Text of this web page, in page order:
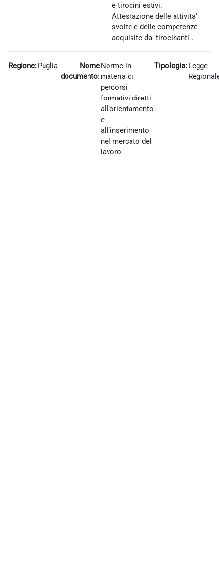
e tirocini estivi.
Attestazione delle attivita'
svolte e delle competenze
acquisite dai tirocinanti".
Regione:Puglia
Nome
documento:
Norme in
materia di
percorsi
formativi diretti
all’orientamento
e
all’inserimento
nel mercato del
lavoro
Tipologia:Legge